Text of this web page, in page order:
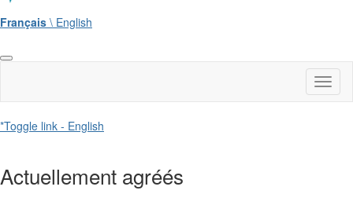
Français \ English
*Toggle link - English
Actuellement agréés